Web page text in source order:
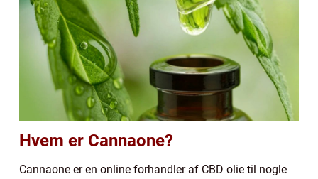
Hvem er Cannaone?
Cannaone er en online forhandler af CBD olie til nogle